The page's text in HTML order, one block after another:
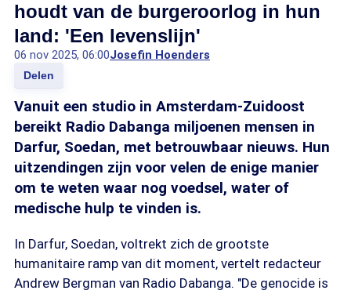
houdt van de burgeroorlog in hun
land: 'Een levenslijn'
06 nov 2025, 06:00Josefin Hoenders
Delen
Vanuit een studio in Amsterdam-Zuidoost
bereikt Radio Dabanga miljoenen mensen in
Darfur, Soedan, met betrouwbaar nieuws. Hun
uitzendingen zijn voor velen de enige manier
om te weten waar nog voedsel, water of
medische hulp te vinden is.
In Darfur, Soedan, voltrekt zich de grootste
humanitaire ramp van dit moment, vertelt redacteur
Andrew Bergman van Radio Dabanga. "De genocide is